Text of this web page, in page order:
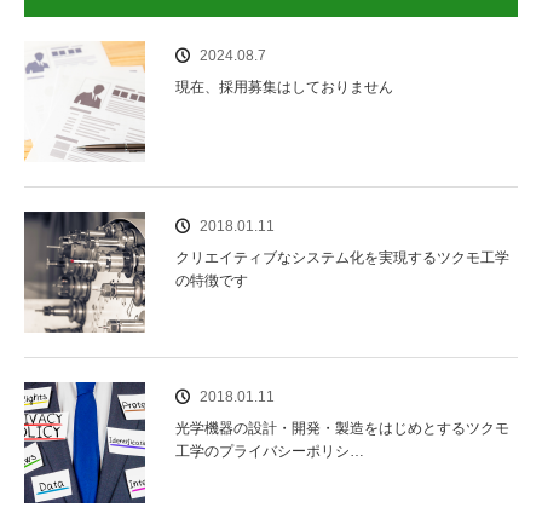
2024.08.7
現在、採用募集はしておりません
2018.01.11
クリエイティブなシステム化を実現するツクモ工学
の特徴です
2018.01.11
光学機器の設計・開発・製造をはじめとするツクモ
工学のプライバシーポリシ…